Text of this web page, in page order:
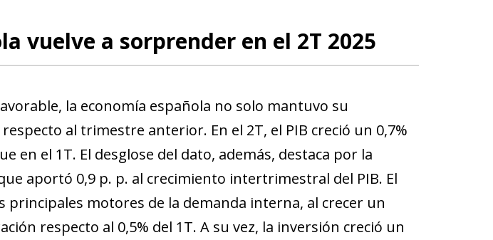
vuelve a sorprender en el 2T 2025
la economía española no solo mantuvo su
al trimestre anterior. En el 2T, el PIB creció un 0,7%
en el 1T. El desglose del dato, además, destaca por la
aportó 0,9 p. p. al crecimiento intertrimestral del PIB. El
principales motores de la demanda interna, al crecer un
respecto al 0,5% del 1T. A su vez, la inversión creció un